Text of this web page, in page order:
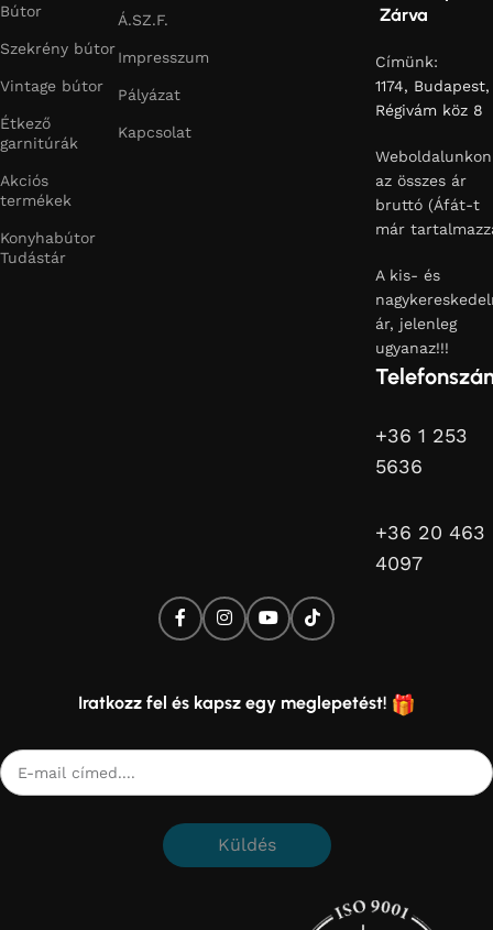
Bútor
Szekrény bútor
Vintage bútor
Étkező
garnitúrák
Akciós
termékek
Konyhabútor
Tudástár
Á.SZ.F.
Impresszum
Pályázat
Kapcsolat
Zárva
Címünk:
1174, Budapest,
Régivám köz 8
Weboldalunkon
az összes ár
bruttó (Áfát-t
már
A kis- és
ár, jelenleg
ugyanaz!!!
+36 1 253
5636
+36 20 463
4097
Iratkozz fel és kapsz egy meglepetést!
Küldés